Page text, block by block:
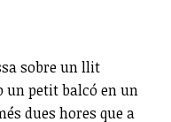
sobre un llit
un petit balcó en un
dues hores que a